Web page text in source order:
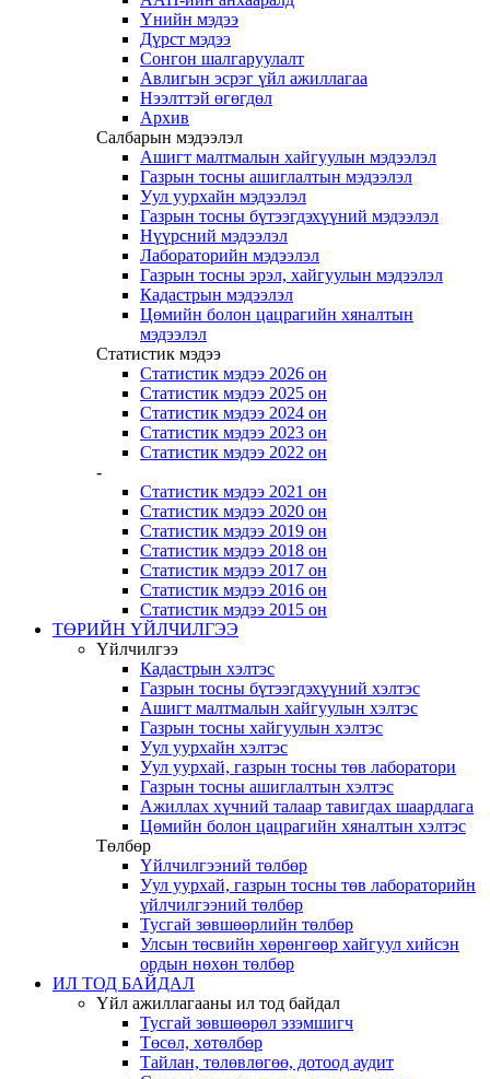
Үнийн мэдээ
Дүрст мэдээ
Сонгон шалгаруулалт
Авлигын эсрэг үйл ажиллагаа
Нээлттэй өгөгдөл
Архив
Салбарын мэдээлэл
Ашигт малтмалын хайгуулын мэдээлэл
Газрын тосны ашиглалтын мэдээлэл
Уул уурхайн мэдээлэл
Газрын тосны бүтээгдэхүүний мэдээлэл
Нүүрсний мэдээлэл
Лабораторийн мэдээлэл
Газрын тосны эрэл, хайгуулын мэдээлэл
Кадастрын мэдээлэл
Цөмийн болон цацрагийн хяналтын
мэдээлэл
Статистик мэдээ
Статистик мэдээ 2026 он
Статистик мэдээ 2025 он
Статистик мэдээ 2024 он
Статистик мэдээ 2023 он
Статистик мэдээ 2022 он
-
Статистик мэдээ 2021 он
Статистик мэдээ 2020 он
Статистик мэдээ 2019 он
Статистик мэдээ 2018 он
Статистик мэдээ 2017 он
Статистик мэдээ 2016 он
Статистик мэдээ 2015 он
ТӨРИЙН ҮЙЛЧИЛГЭЭ
Үйлчилгээ
Кадастрын хэлтэс
Газрын тосны бүтээгдэхүүний хэлтэс
Ашигт малтмалын хайгуулын хэлтэс
Газрын тосны хайгуулын хэлтэс
Уул уурхайн хэлтэс
Уул уурхай, газрын тосны төв лаборатори
Газрын тосны ашиглалтын хэлтэс
Ажиллах хүчний талаар тавигдах шаардлага
Цөмийн болон цацрагийн хяналтын хэлтэс
Төлбөр
Үйлчилгээний төлбөр
Уул уурхай, газрын тосны төв лабораторийн
үйлчилгээний төлбөр
Тусгай зөвшөөрлийн төлбөр
Улсын төсвийн хөрөнгөөр хайгуул хийсэн
ордын нөхөн төлбөр
ИЛ ТОД БАЙДАЛ
Үйл ажиллагааны ил тод байдал
Тусгай зөвшөөрөл эзэмшигч
Төсөл, хөтөлбөр
Тайлан, төлөвлөгөө, дотоод аудит